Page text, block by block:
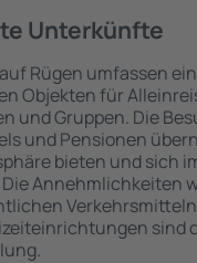
Unterkünfte
Rügen umfassen
Objekten für
und Gruppen. Die
und Pensionen
bieten und sich
Annehmlichkeiten
sind